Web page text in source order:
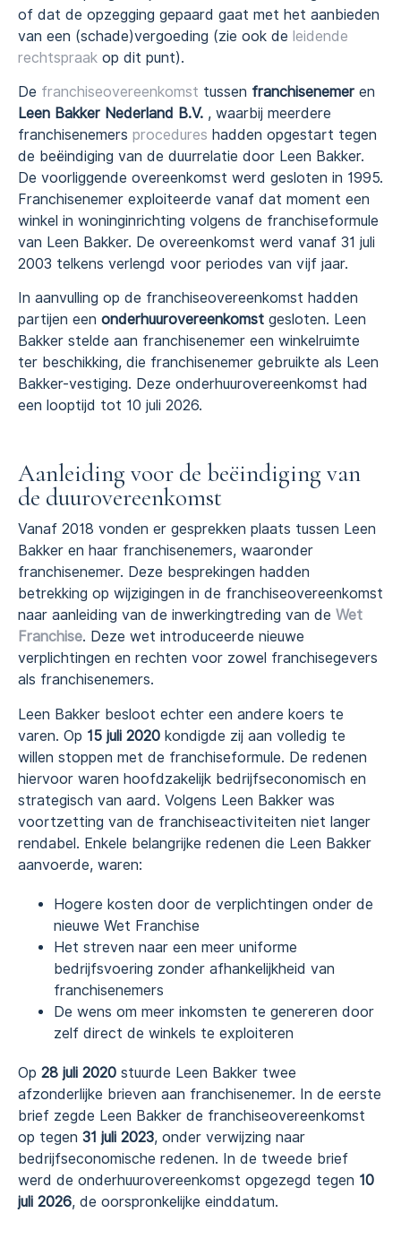
of dat de opzegging gepaard gaat met het aanbieden
van een (schade)vergoeding (zie ook de leidende
rechtspraak op dit punt).
De franchiseovereenkomst tussen franchisenemer en
Leen Bakker Nederland B.V. , waarbij meerdere
franchisenemers procedures hadden opgestart tegen
de beëindiging van de duurrelatie door Leen Bakker.
De voorliggende overeenkomst werd gesloten in 1995.
Franchisenemer exploiteerde vanaf dat moment een
winkel in woninginrichting volgens de franchiseformule
van Leen Bakker. De overeenkomst werd vanaf 31 juli
2003 telkens verlengd voor periodes van vijf jaar.
In aanvulling op de franchiseovereenkomst hadden
partijen een onderhuurovereenkomst gesloten. Leen
Bakker stelde aan franchisenemer een winkelruimte
ter beschikking, die franchisenemer gebruikte als Leen
Bakker-vestiging. Deze onderhuurovereenkomst had
een looptijd tot 10 juli 2026.
Aanleiding voor de beëindiging van
de duurovereenkomst
Vanaf 2018 vonden er gesprekken plaats tussen Leen
Bakker en haar franchisenemers, waaronder
franchisenemer. Deze besprekingen hadden
betrekking op wijzigingen in de franchiseovereenkomst
naar aanleiding van de inwerkingtreding van de Wet
Franchise. Deze wet introduceerde nieuwe
verplichtingen en rechten voor zowel franchisegevers
als franchisenemers.
Leen Bakker besloot echter een andere koers te
varen. Op 15 juli 2020 kondigde zij aan volledig te
willen stoppen met de franchiseformule. De redenen
hiervoor waren hoofdzakelijk bedrijfseconomisch en
strategisch van aard. Volgens Leen Bakker was
voortzetting van de franchiseactiviteiten niet langer
rendabel. Enkele belangrijke redenen die Leen Bakker
aanvoerde, waren:
Hogere kosten door de verplichtingen onder de
nieuwe Wet Franchise
Het streven naar een meer uniforme
bedrijfsvoering zonder afhankelijkheid van
franchisenemers
De wens om meer inkomsten te genereren door
zelf direct de winkels te exploiteren
Op 28 juli 2020 stuurde Leen Bakker twee
afzonderlijke brieven aan franchisenemer. In de eerste
brief zegde Leen Bakker de franchiseovereenkomst
op tegen 31 juli 2023, onder verwijzing naar
bedrijfseconomische redenen. In de tweede brief
werd de onderhuurovereenkomst opgezegd tegen 10
juli 2026, de oorspronkelijke einddatum.